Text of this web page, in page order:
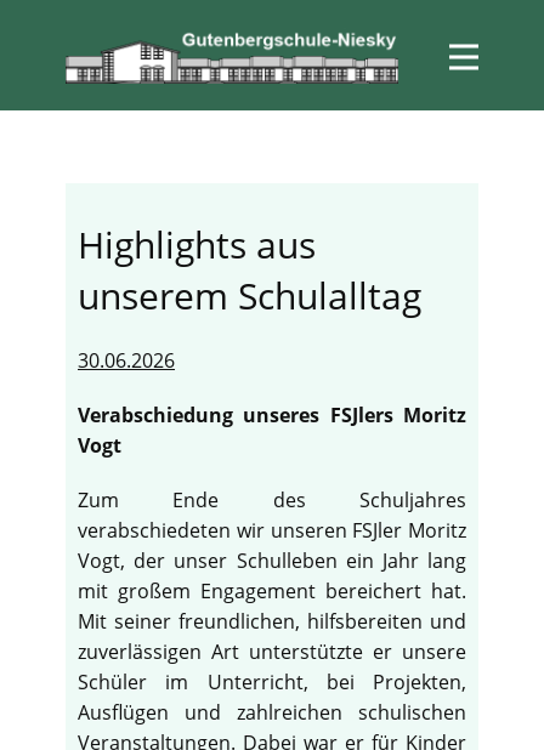
Highlights aus
unserem Schulalltag
30.06.2026
Verabschiedung unseres FSJlers Moritz
Vogt
Zum Ende des Schuljahres
verabschiedeten wir unseren FSJler Moritz
Vogt, der unser Schulleben ein Jahr lang
mit großem Engagement bereichert hat.
Mit seiner freundlichen, hilfsbereiten und
zuverlässigen Art unterstützte er unsere
Schüler im Unterricht, bei Projekten,
Ausflügen und zahlreichen schulischen
Veranstaltungen. Dabei war er für Kinder